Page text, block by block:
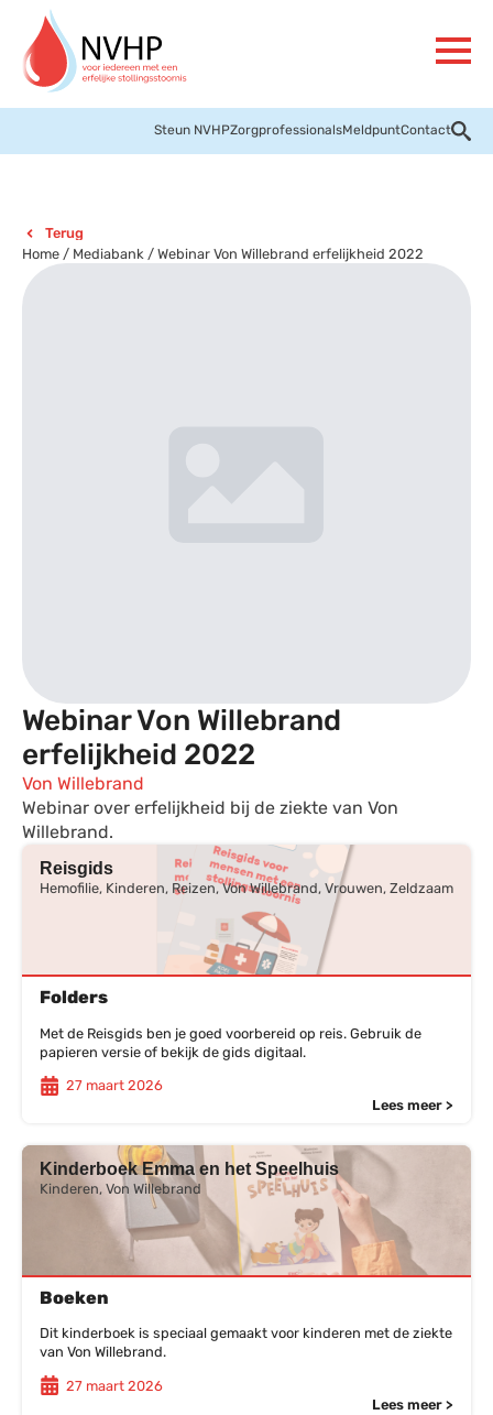
Steun NVHPZorgprofessionalsMeldpuntContact
Terug
Home / Mediabank / Webinar Von Willebrand erfelijkheid 2022
Webinar Von Willebrand
erfelijkheid 2022
Von Willebrand
Webinar over erfelijkheid bij de ziekte van Von
Willebrand.
Reisgids
Hemofilie, Kinderen, Reizen, Von Willebrand, Vrouwen, Zeldzaam
Folders
Met de Reisgids ben je goed voorbereid op reis. Gebruik de
papieren versie of bekijk de gids digitaal.
27 maart 2026
Lees meer >
Kinderboek Emma en het Speelhuis
Kinderen, Von Willebrand
Boeken
Dit kinderboek is speciaal gemaakt voor kinderen met de ziekte
van Von Willebrand.
27 maart 2026
Lees meer >